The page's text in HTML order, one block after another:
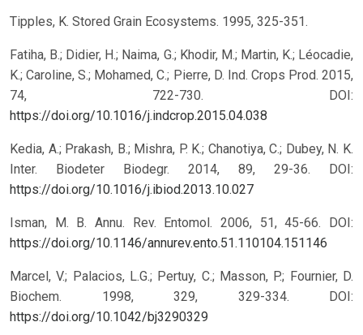
Tipples, K. Stored Grain Ecosystems. 1995, 325-351.
Fatiha, B.; Didier, H.; Naima, G.; Khodir, M.; Martin, K.; Léocadie,
K.; Caroline, S.; Mohamed, C.; Pierre, D. Ind. Crops Prod. 2015,
74, 722-730. DOI:
https://doi.org/10.1016/j.indcrop.2015.04.038
Kedia, A.; Prakash, B.; Mishra, P. K.; Chanotiya, C.; Dubey, N. K.
Inter. Biodeter Biodegr. 2014, 89, 29-36. DOI:
https://doi.org/10.1016/j.ibiod.2013.10.027
Isman, M. B. Annu. Rev. Entomol. 2006, 51, 45-66. DOI:
https://doi.org/10.1146/annurev.ento.51.110104.151146
Marcel, V.; Palacios, L.G.; Pertuy, C.; Masson, P.; Fournier, D.
Biochem. 1998, 329, 329-334. DOI:
https://doi.org/10.1042/bj3290329